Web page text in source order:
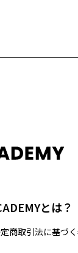
とは？
商取引法に基づ